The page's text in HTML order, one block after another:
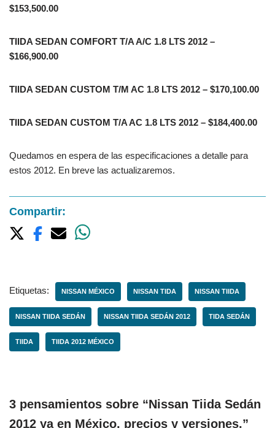
$153,500.00
TIIDA SEDAN COMFORT T/A A/C 1.8 LTS 2012 –
$166,900.00
TIIDA SEDAN CUSTOM T/M AC 1.8 LTS 2012 – $170,100.00
TIIDA SEDAN CUSTOM T/A AC 1.8 LTS 2012 – $184,400.00
Quedamos en espera de las especificaciones a detalle para
estos 2012. En breve las actualizaremos.
Compartir:
Etiquetas: NISSAN MÉXICO NISSAN TIDA NISSAN TIIDA
NISSAN TIIDA SEDÁN NISSAN TIIDA SEDÁN 2012 TIDA SEDÁN
TIIDA TIIDA 2012 MÉXICO
3 pensamientos sobre “Nissan Tiida Sedán
2012 ya en México, precios y versiones.”